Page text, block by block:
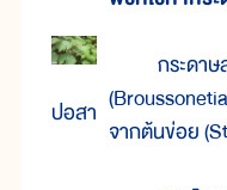
ปอสา
กระดาษส
จากต้นข่อย